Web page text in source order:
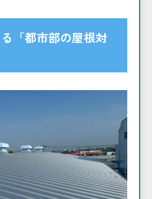
「都市部の屋根対